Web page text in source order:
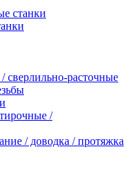
станки
сверлильно-расточные
/
/ доводка / протяжка